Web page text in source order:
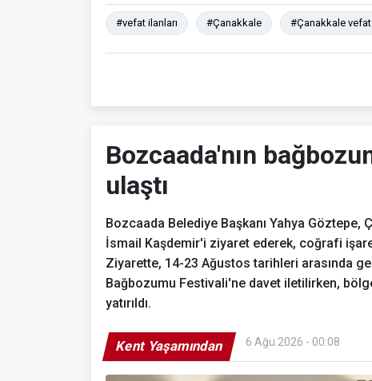
#vefat ilanları #Çanakkale #Çanakkale vefat
Bozcaada'nın
ulaştı
Bozcaada Belediye Başkanı Yahya Göztepe,
İsmail Kaşdemir'i ziyaret ederek, coğrafi
Ziyarette, 14-23 Ağustos tarihleri arasında
Bağbozumu Festivali'ne davet iletilirken,
yatırıldı.
Kent Yaşamından 6 Ağu 2026 - 00:08